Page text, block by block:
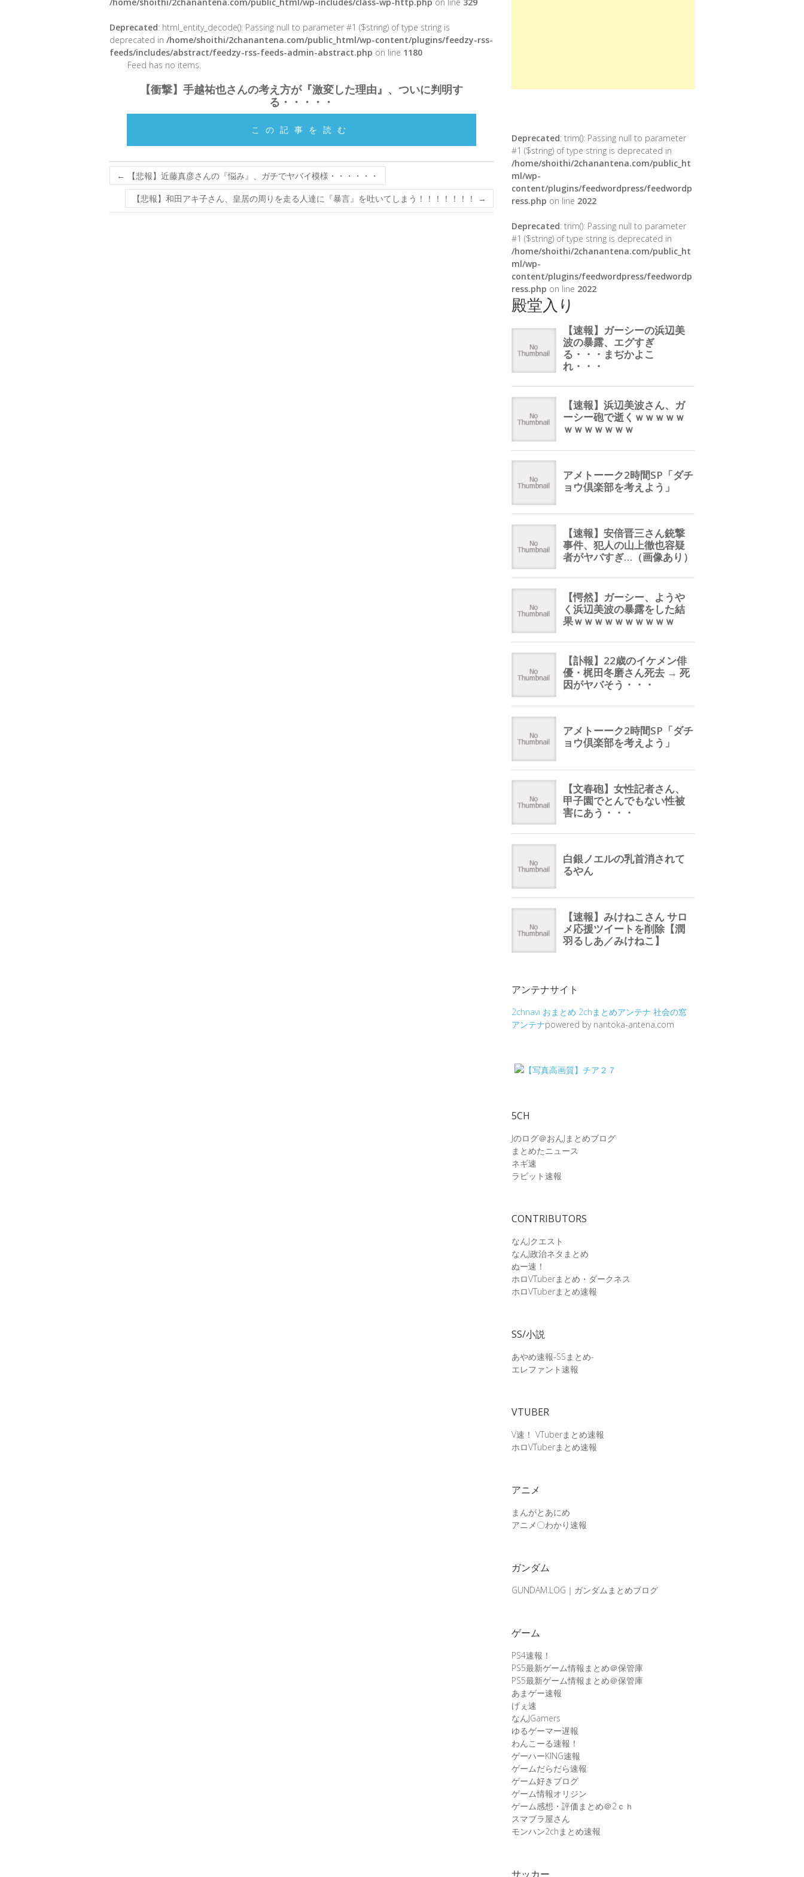
Deprecated: html_entity_decode(): Passing null to parameter #1 ($string) of type string is
deprecated in /home/shoithi/2chanantena.com/public_html/wp-content/plugins/feedzy-rss-
feeds/includes/abstract/feedzy-rss-feeds-admin-abstract.php on line 1180
Feed has no items.
【衝撃】手越祐也さんの考え方が『激変した理由』、ついに判明す
る・・・・・
この記事を読む
←
【悲報】近藤真彦さんの『悩み』、ガチでヤバイ模様・・・・・・
【悲報】和田アキ子さん、皇居の周りを走る人達に『暴言』を吐いてしまう！！！！！！！
→
Deprecated: trim(): Passing null to parameter
#1 ($string) of type string is deprecated in
/home/shoithi/2chanantena.com/public_ht
ml/wp-
content/plugins/feedwordpress/feedwordp
ress.php on line 2022
Deprecated: trim(): Passing null to parameter
#1 ($string) of type string is deprecated in
/home/shoithi/2chanantena.com/public_ht
ml/wp-
content/plugins/feedwordpress/feedwordp
ress.php on line 2022
殿堂入り
アンテナサイト
2chnavi おまとめ 2chまとめアンテナ 社会の窓
アンテナpowered by nantoka-antena.com
5CH
Jのログ＠おんJまとめブログ
まとめたニュース
ネギ速
ラビット速報
CONTRIBUTORS
なんJクエスト
なんJ政治ネタまとめ
ぬー速！
ホロVTuberまとめ・ダークネス
ホロVTuberまとめ速報
SS/小説
あやめ速報-SSまとめ-
エレファント速報
VTUBER
V速！ VTuberまとめ速報
ホロVTuberまとめ速報
アニメ
まんがとあにめ
アニメ〇わかり速報
ガンダム
GUNDAM.LOG｜ガンダムまとめブログ
ゲーム
PS4速報！
PS5最新ゲーム情報まとめ＠保管庫
PS5最新ゲーム情報まとめ＠保管庫
あまゲー速報
げぇ速
なんJGamers
ゆるゲーマー遅報
わんこーる速報！
ゲーハーKING速報
ゲームだらだら速報
ゲーム好きブログ
ゲーム情報オリジン
ゲーム感想・評価まとめ＠2ｃｈ
スマブラ屋さん
モンハン2chまとめ速報
サッカー